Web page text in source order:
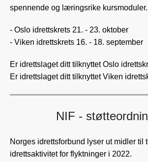
spennende og læringsrike kursmoduler.
- Oslo idrettskrets 21. - 23. oktober
- Viken idrettskrets 16. - 18. september
Er idrettslaget ditt tilknyttet Oslo
Er idrettslaget ditt tilknyttet Viken
NIF -
Norges idrettsforbund lyser ut midler til
idrettsaktivitet for flyktninger i 2022.